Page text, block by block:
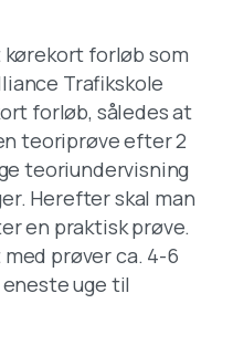
forløb som
Trafikskole
forløb, således at
teoriprøve efter 2
teoriundervisning
Herefter skal man
en praktisk prøve.
prøver ca. 4-6
uge til